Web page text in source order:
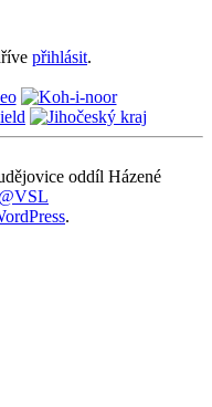
přihlásit.
oddíl Házené
@VSL
.